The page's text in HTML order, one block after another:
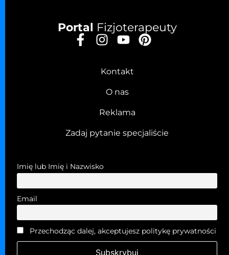
Portal Fizjoterapeuty
Kontakt
O nas
Reklama
Zadaj pytanie specjaliście
Imię lub Imię i Nazwisko
Email
Przechodząc dalej, akceptujesz politykę prywatności